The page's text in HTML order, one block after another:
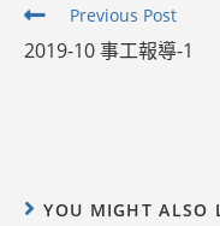
Read
articles
Previous Post
2019-10 事工報導-1
YOU MIGHT ALSO